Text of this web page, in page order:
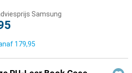
Samsung
179,95